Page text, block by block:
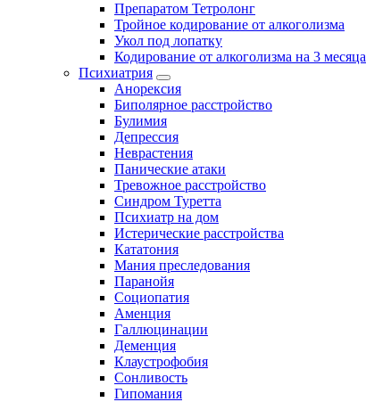
Препаратом Тетролонг
Тройное кодирование от алкоголизма
Укол под лопатку
Кодирование от алкоголизма на 3 месяца
Психиатрия
Анорексия
Биполярное расстройство
Булимия
Депрессия
Неврастения
Панические атаки
Тревожное расстройство
Синдром Туретта
Психиатр на дом
Истерические расстройства
Кататония
Мания преследования
Паранойя
Социопатия
Аменция
Галлюцинации
Деменция
Клаустрофобия
Сонливость
Гипомания